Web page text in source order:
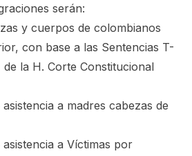
serán:
y cuerpos de colombianos
con base a las Sentencias T-
la H. Corte Constitucional
a madres cabezas de
a Víctimas por